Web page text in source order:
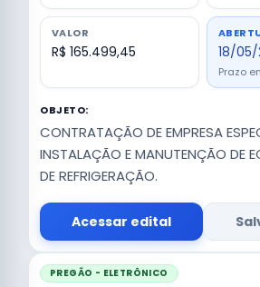
VALOR
R$ 165.499,45 18/
Prazo
OBJETO:
CONTRATAÇÃO DE EMPRESA
INSTALAÇÃO E MANUTENÇÃO DE
DE REFRIGERAÇÃO.
Acessar edital
PREGÃO - ELETRÔNICO